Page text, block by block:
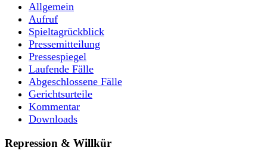
Allgemein
Aufruf
Spieltagrückblick
Pressemitteilung
Pressespiegel
Laufende Fälle
Abgeschlossene Fälle
Gerichtsurteile
Kommentar
Downloads
Repression & Willkür